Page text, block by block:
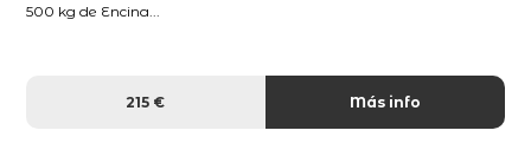
500 kg de Encina...
215 € Más info